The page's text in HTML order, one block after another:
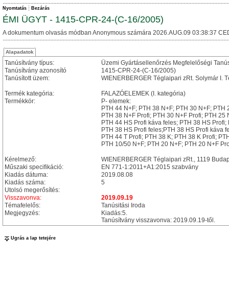
Nyomtatás Bezárás
ÉMI ÜGYT - 1415-CPR-24-(C-16/2005)
A dokumentum olvasás módban Anonymous számára 2026.AUG.09 03:38:37
Alapadatok
Tanúsítvány típus:
Üzemi Gyártásellenőrzés Megfelelőségi
Tanúsítvány azonosító
1415-CPR-24-(C-16/2005)
Tanúsított üzem:
WIENERBERGER Téglaipari zRt. Solymár I.
Termék kategória:
FALAZÓELEMEK (I. kategória)
Termékkör:
P- elemek:
PTH 44 N+F; PTH 38 N+F; PTH 30 N+F;
PTH 38 N+F Profi; PTH 30 N+F Profi; PTH
PTH 44 HS Profi káva feles; PTH 38 HS
PTH 38 HS Profi feles;PTH 38 HS Profi káva
PTH 44 T Profi; PTH 38 K; PTH 38 K Profi;
PTH 10/50 N+F; PTH 20 N+F; PTH 20 N+F
Kérelmező:
WIENERBERGER Téglaipari zRt., 1119
Műszaki specifikáció:
EN 771-1:2011+A1:2015 szabvány
Kiadás dátuma:
2019.08.08
Kiadás száma:
5
Utolsó megerősítés:
Visszavonva:
2019.09.19
Témafelelős:
Tanúsitási Iroda
Megjegyzés:
Kiadás:5.
Tanúsítvány visszavonva: 2019.09.19-től.
Ugrás a lap tetejére